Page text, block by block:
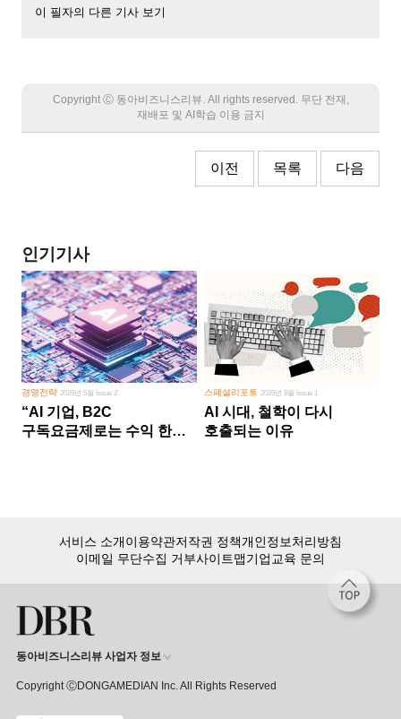
이 필자의 다른 기사 보기
Copyright Ⓒ 동아비즈니스리뷰. All rights reserved. 무단 전재,
재배포 및 AI학습 이용 금지
이전 목록 다음
인기기사
경영전략2026년 5월 Issue 2
“AI 기업, B2C
구독요금제로는 수익 한계
스페셜리포트 2026년 8월 Issue 1
AI 시대, 철학이 다시
호출되는 이유
서비스 소개이용약관저작권 정책개인정보처리방침
이메일 무단수집 거부사이트맵기업교육 문의
동아비즈니스리뷰 사업자 정보
Copyright ⒸDONGAMEDIAN Inc. All Rights Reserved